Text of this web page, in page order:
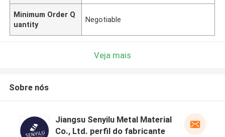
Minimum Order Q
uantity
Negotiable
Veja mais
Sobre nós
Jiangsu Senyilu Metal Material
Co., Ltd. perfil do fabricante